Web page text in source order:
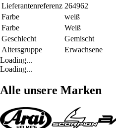
Lieferantenreferenz 264962
Farbe
weiß
Farbe
Weiß
Geschlecht
Gemischt
Altersgruppe
Erwachsene
Loading...
Loading...
Alle unsere Marken